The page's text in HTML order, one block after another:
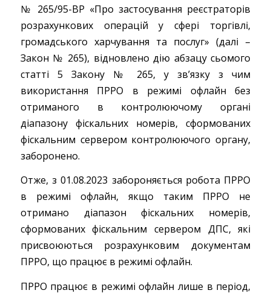
№ 265/95-ВР «Про застосування реєстраторів
розрахункових операцій у сфері торгівлі,
громадського харчування та послуг» (далі –
Закон № 265), відновлено дію абзацу сьомого
статті 5 Закону № 265, у зв’язку з чим
використання ПРРО в режимі офлайн без
отриманого в контролюючому органі
діапазону фіскальних номерів, сформованих
фіскальним сервером контролюючого органу,
заборонено.
Отже, з 01.08.2023 забороняється робота ПРРО
в режимі офлайн, якщо таким ПРРО не
отримано діапазон фіскальних номерів,
сформованих фіскальним сервером ДПС, які
присвоюються розрахунковим документам
ПРРО, що працює в режимі офлайн.
ПРРО працює в режимі офлайн лише в період,